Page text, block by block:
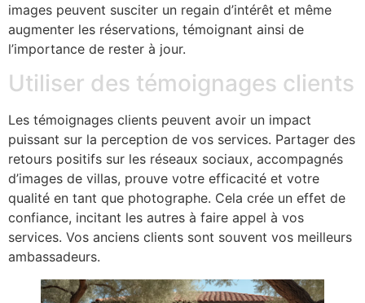
images peuvent susciter un regain d’intérêt et même
augmenter les réservations, témoignant ainsi de
l’importance de rester à jour.
Utiliser des témoignages clients
Les témoignages clients peuvent avoir un impact
puissant sur la perception de vos services. Partager des
retours positifs sur les réseaux sociaux, accompagnés
d’images de villas, prouve votre efficacité et votre
qualité en tant que photographe. Cela crée un effet de
confiance, incitant les autres à faire appel à vos
services. Vos anciens clients sont souvent vos meilleurs
ambassadeurs.